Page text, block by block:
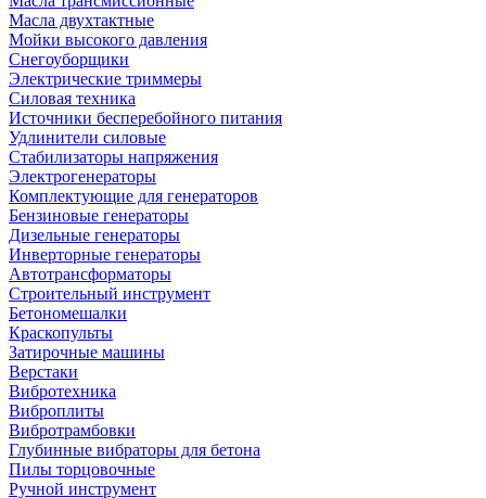
Масла двухтактные
Мойки высокого давления
Снегоуборщики
Электрические триммеры
Силовая техника
Источники бесперебойного питания
Удлинители силовые
Стабилизаторы напряжения
Электрогенераторы
Комплектующие для генераторов
Бензиновые генераторы
Дизельные генераторы
Инверторные генераторы
Автотрансформаторы
Строительный инструмент
Бетономешалки
Краскопульты
Затирочные машины
Верстаки
Вибротехника
Виброплиты
Вибротрамбовки
Глубинные вибраторы для бетона
Пилы торцовочные
Ручной инструмент